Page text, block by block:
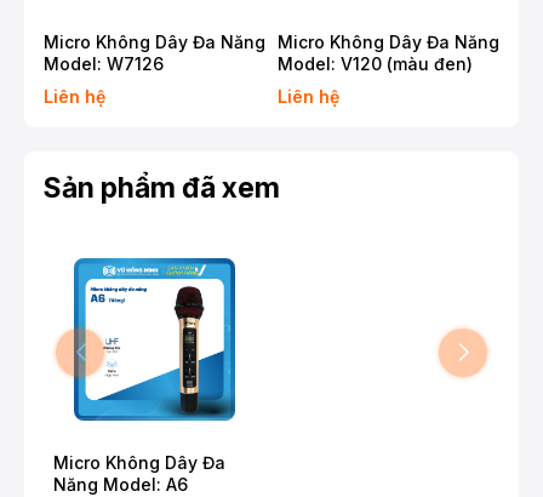
Micro Không Dây Đa Năng
Model: W7126
Liên hệ
Micro Không Dây Đa Năng
Model: V120 (màu đen)
Liên hệ
Sản phẩm đã xem
Micro Không Dây Đa
Năng Model: A6